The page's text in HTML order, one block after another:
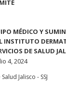
MÉDICO Y
INSTITUTO
DE SALUD
4, 2024
Jalisco - SSJ